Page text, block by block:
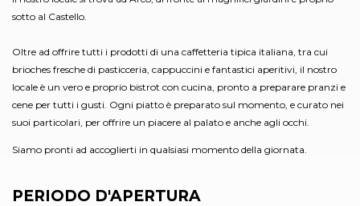
sotto al Castello.
Oltre ad offrire tutti i prodotti di una caffetteria tipica italiana, tra cui
brioches fresche di pasticceria, cappuccini e fantastici aperitivi, il nostro
locale è un vero e proprio bistrot con cucina, pronto a preparare pranzi e
cene per tutti i gusti. Ogni piatto è preparato sul momento, e curato nei
suoi particolari, per offrire un piacere al palato e anche agli occhi.
Siamo pronti ad accoglierti in qualsiasi momento della giornata.
PERIODO D'APERTURA